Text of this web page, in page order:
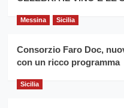
grano
anno
Franco
Caruso
Messina Sicilia
Consorzio Faro Doc,
con un ricco programma
Sicilia